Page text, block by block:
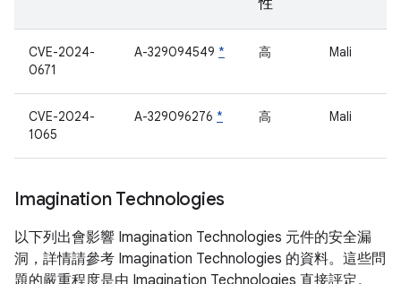
性
CVE-2024-
0671
A-329094549 * 高 Mali
CVE-2024-
1065
A-329096276 * 高 Mali
Imagination Technologies
以下列出會影響 Imagination Technologies 元件的安全漏
洞，詳情請參考 Imagination Technologies 的資料。這些問
題的嚴重程度是由 Imagination Technologies 直接評定。